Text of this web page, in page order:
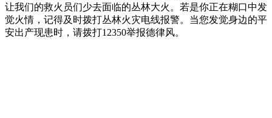
让我们的救火员们少去面临的丛林大火。若是你正在糊口中发
觉火情，记得及时拨打丛林火灾电线报警。当您发觉身边的平
安出产现患时，请拨打12350举报德律风。